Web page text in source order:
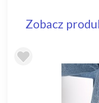
Zobacz